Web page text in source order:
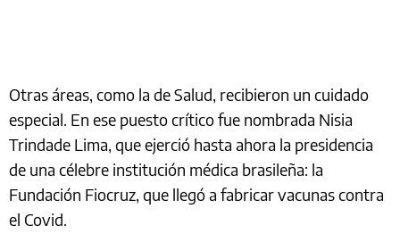
Otras áreas, como la de Salud, recibieron un cuidado
especial. En ese puesto crítico fue nombrada Nisia
Trindade Lima, que ejerció hasta ahora la presidencia
de una célebre institución médica brasileña: la
Fundación Fiocruz, que llegó a fabricar vacunas contra
el Covid.